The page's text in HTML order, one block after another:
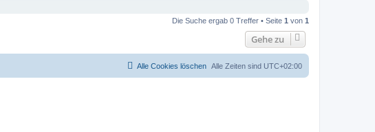
Die Suche ergab 0 Treffer • Seite 1 von 1
Gehe zu
Alle Zeiten sind UTC+02:00
Alle Cookies löschen